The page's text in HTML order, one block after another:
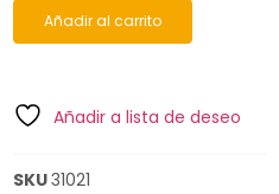
Añadir al carrito
Añadir a lista de deseo
SKU31021